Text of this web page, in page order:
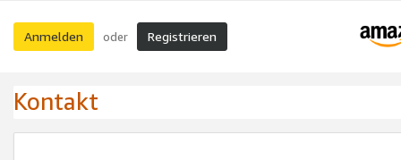
Anmelden oder Registrieren
Kontakt